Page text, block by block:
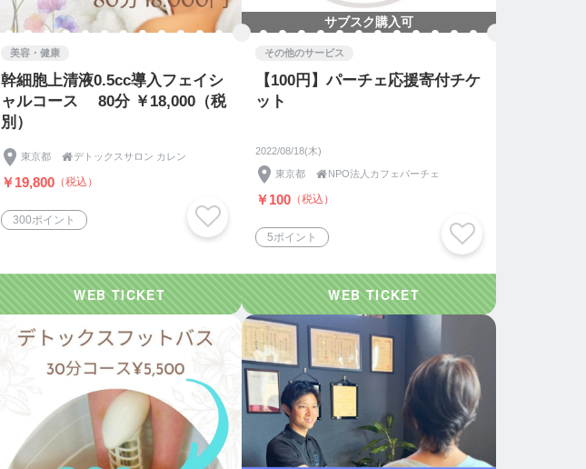
美容・健康
幹細胞上清液0.5cc導入フェイシ
ャルコース 80分 ￥18,000（税
別）
東京都 デトックスサロン カレン
￥19,800 （税込）
300ポイント
サブスク購入可
その他のサービス
【100円】パーチェ応援寄付チケ
ット
2022/08/18(木)
東京都  NPO法人カフェパーチェ
￥100 （税込）
5ポイント